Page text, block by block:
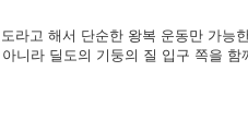
라고 해서 단순한 왕복 운동만 가
니라 딜도의 기둥의 질 입구 쪽을